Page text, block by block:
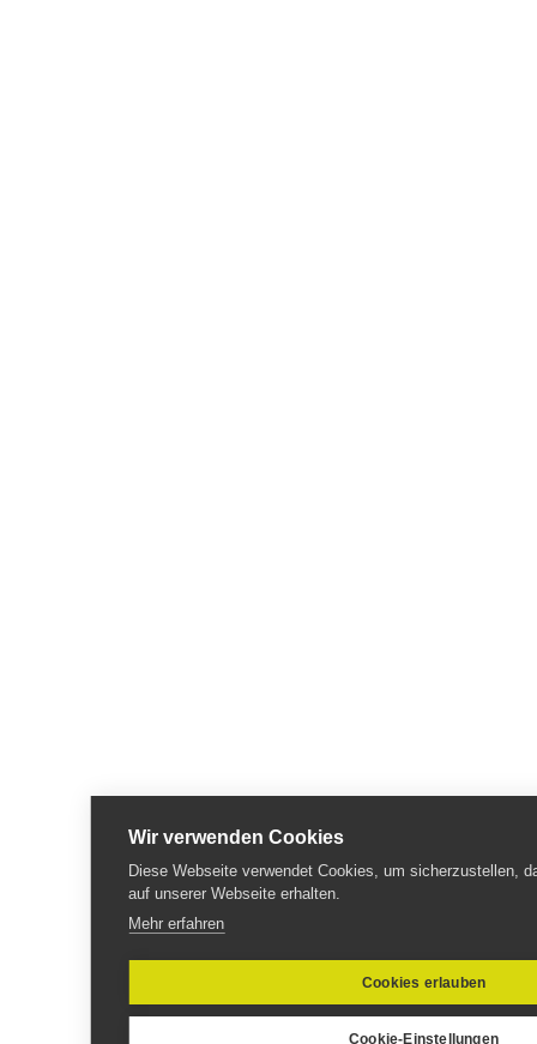
Wir verwenden Cookies
Diese Webseite verwendet Cookies, um sicherzustellen,
auf unserer Webseite erhalten.
Mehr erfahren
Cookies erlauben
Cookie-Einstellungen